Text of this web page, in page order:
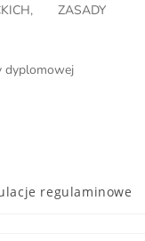
,
ZASADY
dyplomowej
regulaminowe